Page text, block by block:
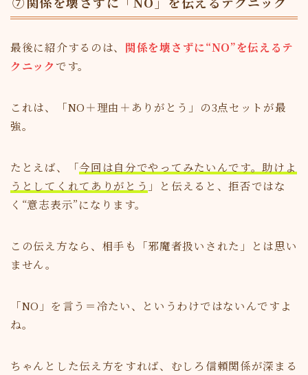
最後に紹介するのは、 関係を壊さずに“NO”を伝えるテ
クニック です。
これは、「NO＋理由＋ありがとう」の3点セットが最
強。
たとえば、「今回は自分でやってみたいんです。助けよ
うとしてくれてありがとう 」と伝えると、拒否ではな
く“意志表示”になります。
この伝え方なら、相手も「邪魔者扱いされた」とは思い
ません。
「NO」を言う＝冷たい、というわけではないんですよ
ね。
ちゃんとした伝え方をすれば、むしろ信頼関係が深まる